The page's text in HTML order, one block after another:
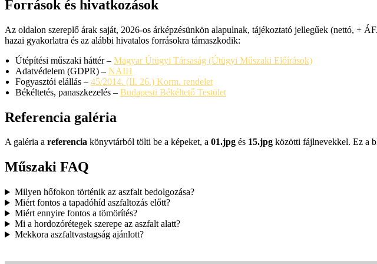
Források és hivatkozások
Az oldalon szereplő árak saját, 2026-os árképzésünkön alapulnak, tájékoztató jellegűek (nettó, +
hazai gyakorlatra és az alábbi hivatalos forrásokra támaszkodik:
Útépítési műszaki háttér – Magyar Útügyi Társaság (Útügyi Műszaki Előírások)
Adatvédelem (GDPR) – NAIH
Fogyasztói elállás – 45/2014. (II. 26.) Korm. rendelet
Békéltetés, panaszkezelés – Budapesti Békéltető Testület
Referencia galéria
A galéria a referencia könyvtárból tölti be a képeket, a 01.jpg és 15.jpg közötti fájlnevekkel. Ez a
Műszaki FAQ
Milyen hőfokon történik az aszfalt bedolgozása?
Miért fontos a tapadóhíd aszfaltozás előtt?
Miért ennyire fontos a tömörítés?
Mi a hordozórétegek szerepe az aszfalt alatt?
Mekkora aszfaltvastagság ajánlott?